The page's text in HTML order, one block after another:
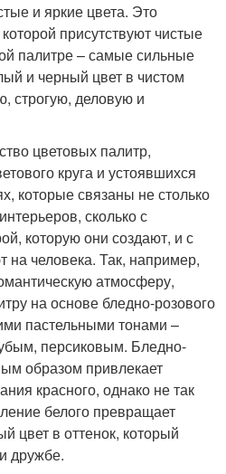
и яркие цвета. Это
присутствуют чистые
палитре – самые сильные
и черный цвет в чистом
строгую, деловую и
цветовых палитр,
круга и устоявшихся
которые связаны не столько
сколько с
которую они создают, и с
на человека. Так, например,
атмосферу,
на основе бледно-розового
пастельными тонами –
персиковым. Бледно-
образом привлекает
красного, однако не так
белого превращает
цвет в оттенок, который
дружбе.